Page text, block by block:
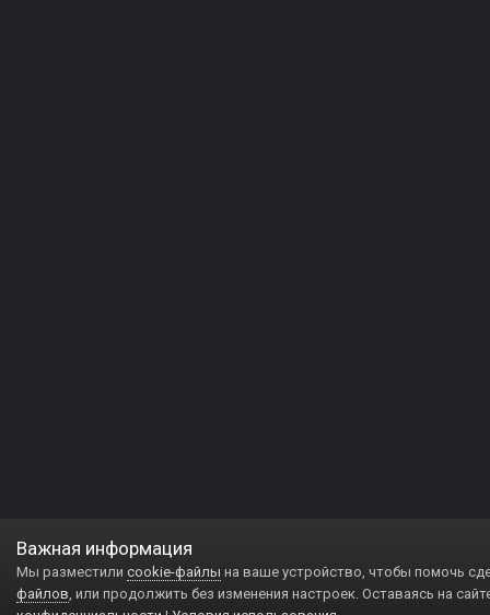
Важная информация
Мы разместили cookie-файлы на ваше устройство, чтобы помочь
файлов, или продолжить без изменения настроек. Оставаясь на